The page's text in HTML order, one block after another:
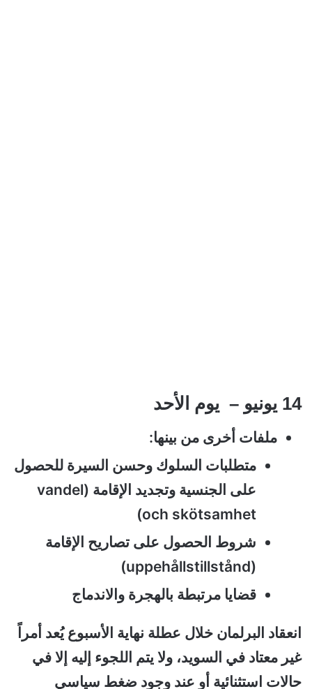
14 يونيو – يوم الأحد
ملفات أخرى من بينها:
متطلبات السلوك وحسن السيرة للحصول
على الجنسية وتجديد الإقامة (vandel
och skötsamhet)
شروط الحصول على تصاريح الإقامة
(uppehållstillstånd)
قضايا مرتبطة بالهجرة والاندماج
انعقاد البرلمان خلال عطلة نهاية الأسبوع يُعد أمراً
غير معتاد في السويد، ولا يتم اللجوء إليه إلا في
حالات استثنائية أو عند وجود ضغط سياسي